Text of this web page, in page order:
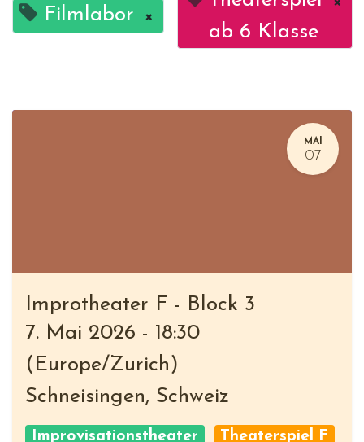
Filmlabor ×
ab 6 Klasse
MAI
07
Improtheater F - Block 3
7. Mai 2026 - 18:30
( Europe/Zurich )
Schneisingen, Schweiz
Improvisationstheater Theaterspiel F